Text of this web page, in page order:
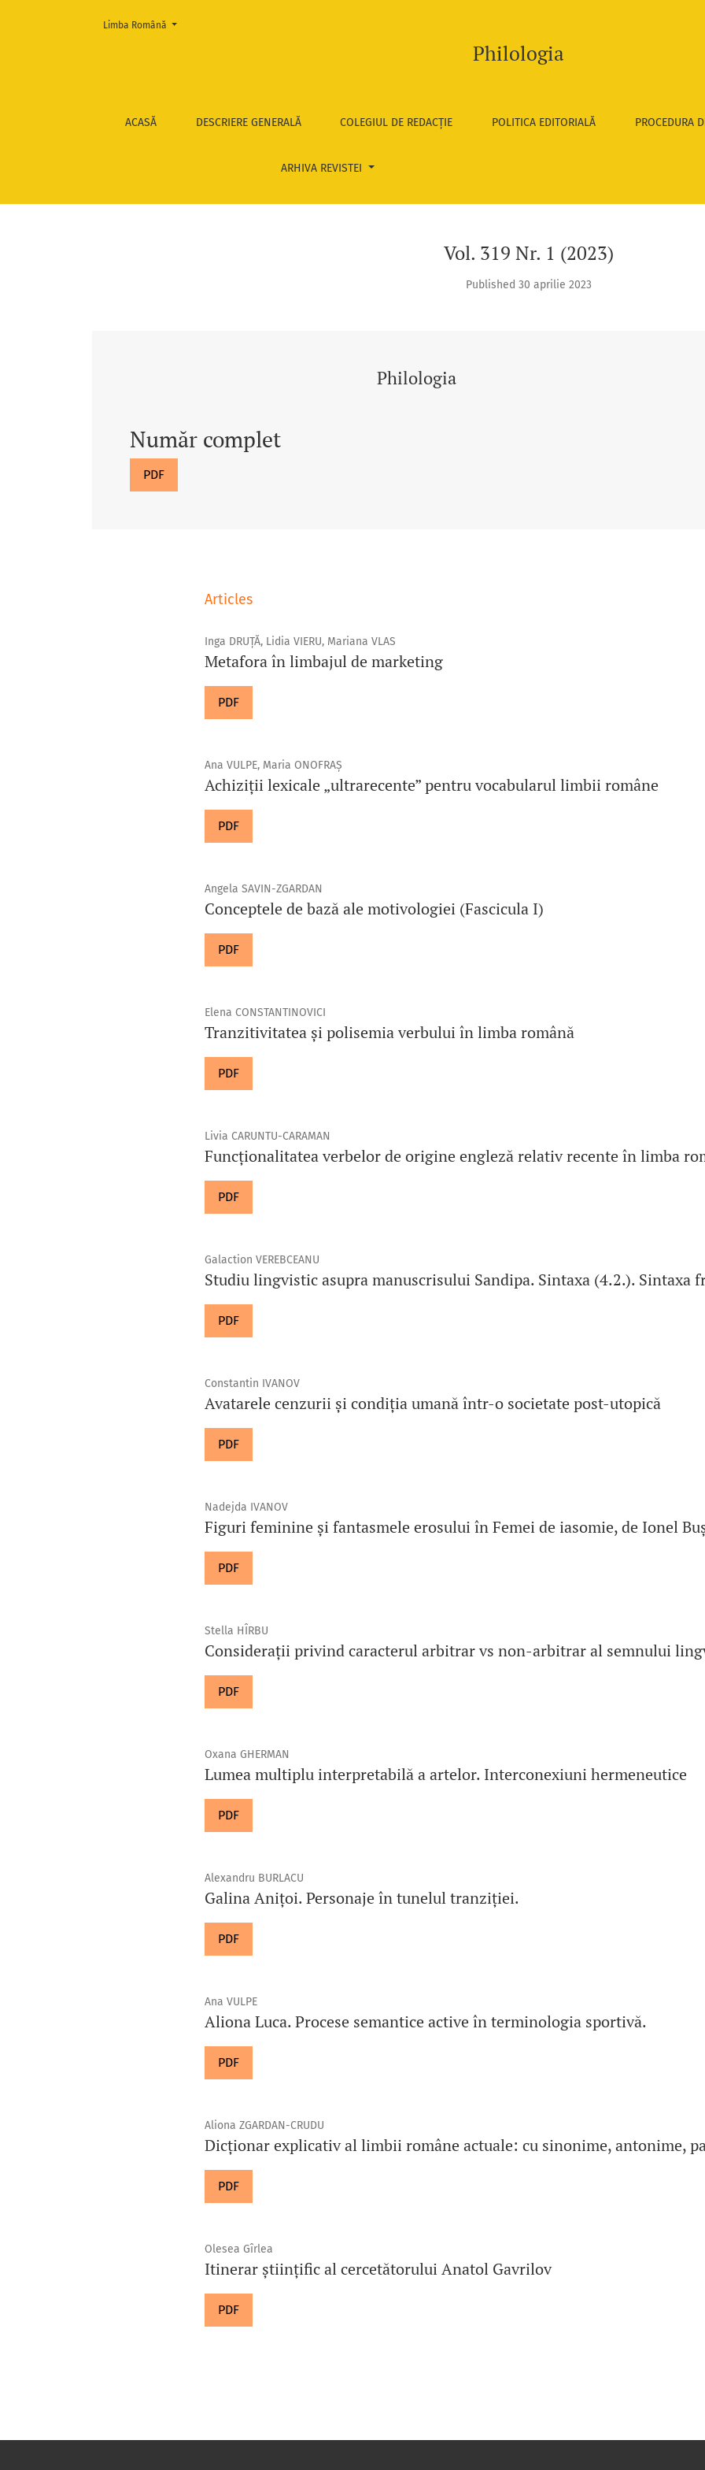
Vol. 319 Nr. 1 (2023): Philologia
Philologia
ACASĂ DESCRIERE GENERALĂ COLEGIUL DE REDACȚIE POLITICA EDITORIALĂ PROCEDURA
ARHIVA REVISTEI
Change the language. The current language is:
Limba Română
Vol. 319 Nr. 1 (2023)
Published 30 aprilie 2023
Philologia
Număr complet
PDF
Articles
Inga DRUȚĂ, Lidia VIERU, Mariana VLAS
Metafora în limbajul de marketing
PDF
Ana VULPE, Maria ONOFRAȘ
Achiziții lexicale „ultrarecente” pentru vocabularul limbii române
PDF
Angela SAVIN-ZGARDAN
Conceptele de bază ale motivologiei (Fascicula I)
PDF
Elena CONSTANTINOVICI
Tranzitivitatea și polisemia verbului în limba română
PDF
Livia CARUNTU-CARAMAN
Funcționalitatea verbelor de origine engleză relativ recente în limba
PDF
Galaction VEREBCEANU
Studiu lingvistic asupra manuscrisului Sandipa. Sintaxa (4.2.). Sintaxa
PDF
Constantin IVANOV
Avatarele cenzurii și condiția umană într-o societate post-utopică
PDF
Nadejda IVANOV
Figuri feminine și fantasmele erosului în Femei de iasomie, de Ionel
PDF
Stella HÎRBU
Considerații privind caracterul arbitrar vs non-arbitrar al semnului
PDF
Oxana GHERMAN
Lumea multiplu interpretabilă a artelor. Interconexiuni hermeneutice
PDF
Alexandru BURLACU
Galina Anițoi. Personaje în tunelul tranziției.
PDF
Ana VULPE
Aliona Luca. Procese semantice active în terminologia sportivă.
PDF
Aliona ZGARDAN-CRUDU
Dicţionar explicativ al limbii române actuale: cu sinonime, antonime,
PDF
Olesea Gîrlea
Itinerar științific al cercetătorului Anatol Gavrilov
PDF